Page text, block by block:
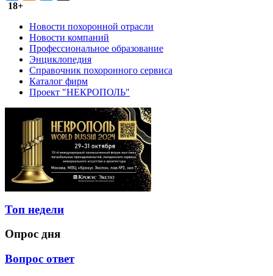
18+
Новости похоронной отрасли
Новости компаний
Профессиональное образование
Энциклопедия
Справочник похоронного сервиса
Каталог фирм
Проект "НЕКРОПОЛЬ"
Топ недели
Опрос дня
Вопрос ответ